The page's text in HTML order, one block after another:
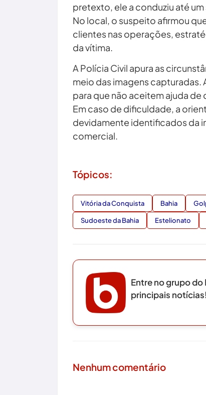
pretexto, ele a conduziu até
No local, o suspeito afirmou
clientes nas operações,
da vítima.
A Polícia Civil apura as
meio das imagens
para que não aceitem ajuda
Em caso de dificuldade, a
devidamente identificados da
comercial.
Tópicos:
Vitória da Conquista Bahia
Sudoeste da Bahia Estelionato
Entre no grupo do
principais notícias!
Nenhum comentário